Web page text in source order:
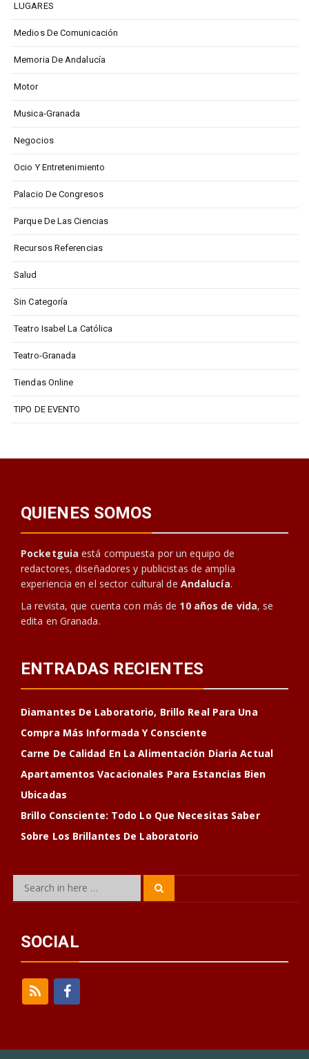
LUGARES
Medios De Comunicación
Memoria De Andalucía
Motor
Musica-Granada
Negocios
Ocio Y Entretenimiento
Palacio De Congresos
Parque De Las Ciencias
Recursos Referencias
Salud
Sin Categoría
Teatro Isabel La Católica
Teatro-Granada
Tiendas Online
TIPO DE EVENTO
QUIENES SOMOS
Pocketguia está compuesta por un equipo de
redactores, diseñadores y publicistas de amplia
experiencia en el sector cultural de Andalucía.
La revista, que cuenta con más de 10 años de vida, se
edita en Granada.
ENTRADAS RECIENTES
Diamantes De Laboratorio, Brillo Real Para Una
Compra Más Informada Y Consciente
Carne De Calidad En La Alimentación Diaria Actual
Apartamentos Vacacionales Para Estancias Bien
Ubicadas
Brillo Consciente: Todo Lo Que Necesitas Saber
Sobre Los Brillantes De Laboratorio
Search
SOCIAL